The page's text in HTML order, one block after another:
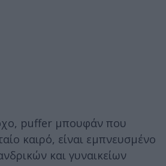
puffer μπουφάν που
καιρό, είναι εμπνευσμένο
και γυναικείων